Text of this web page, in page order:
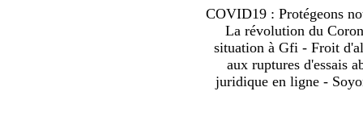
COVID19 : Protégeons
La révolution du
situation à Gfi - Froit
aux ruptures d'essais
juridique en ligne -